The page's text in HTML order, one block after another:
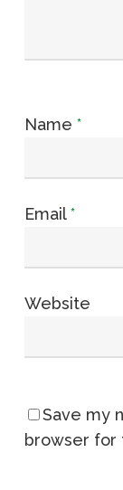
Name *
Email*
Website
Save my
browser for